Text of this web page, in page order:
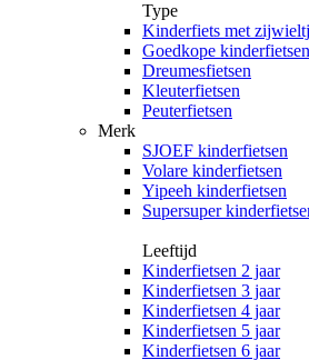
Type
Kinderfiets met
Goedkope kinderfietsen
Dreumesfietsen
Kleuterfietsen
Peuterfietsen
Merk
SJOEF kinderfietsen
Volare kinderfietsen
Yipeeh kinderfietsen
Supersuper
Leeftijd
Kinderfietsen 2 jaar
Kinderfietsen 3 jaar
Kinderfietsen 4 jaar
Kinderfietsen 5 jaar
Kinderfietsen 6 jaar